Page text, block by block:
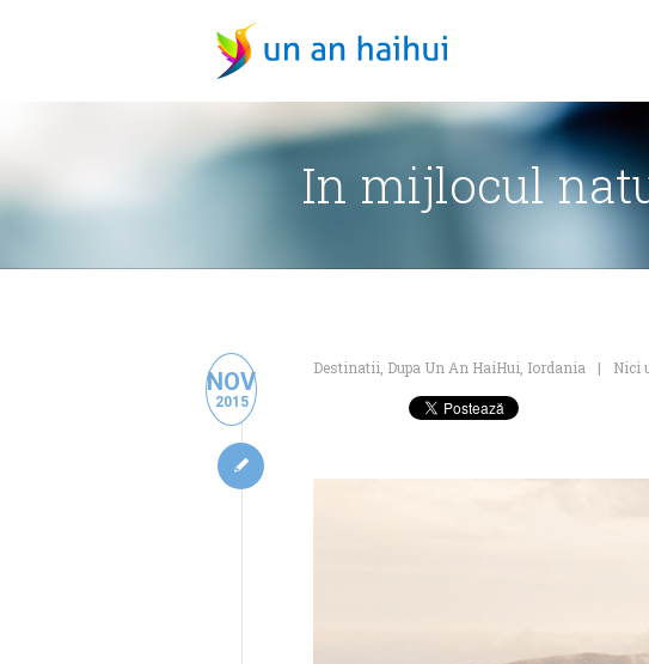
In mijlocul
NOV
2015
Destinatii Dupa Un An HaiHui Iordania Nici